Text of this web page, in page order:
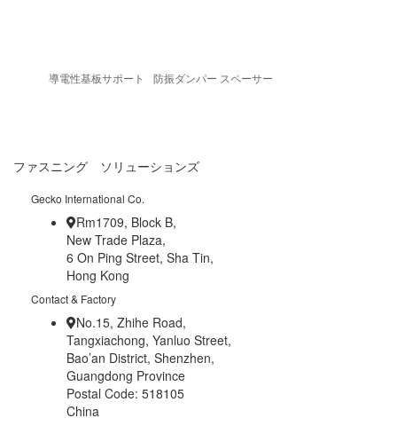
導電性基板サポート 防振ダンパー スペーサー
ファスニング ソリューションズ
Gecko International Co.
Rm1709, Block B,
New Trade Plaza,
6 On Ping Street, Sha Tin,
Hong Kong
Contact & Factory
No.15, Zhihe Road,
Tangxiachong, Yanluo Street,
Bao’an District, Shenzhen,
Guangdong Province
Postal Code: 518105
China